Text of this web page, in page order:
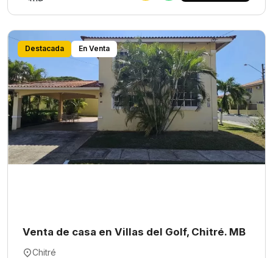
Destacada En Venta
Venta de casa en Villas del Golf, Chitré. MB
Chitré